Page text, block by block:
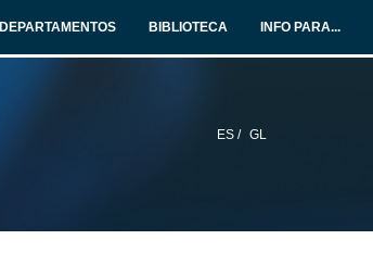
DEPARTAMENTOS BIBLIOTECA INFO PARA...
ES / GL